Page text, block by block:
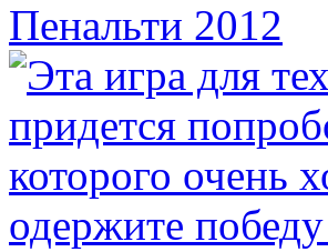
Пенальти 2012